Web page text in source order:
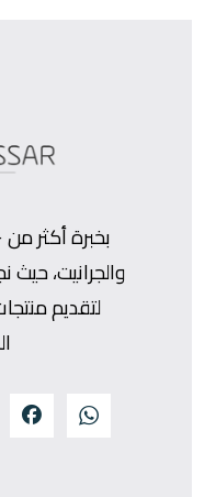
والجرانيت، حيث
لتقديم